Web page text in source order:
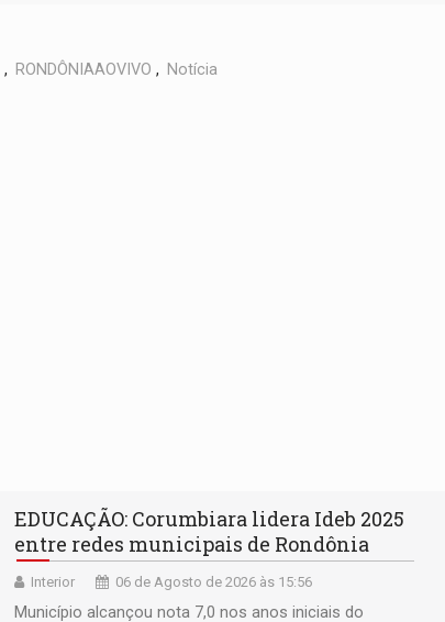
, RONDÔNIAAOVIVO , Notícia
EDUCAÇÃO: Corumbiara lidera Ideb 2025
entre redes municipais de Rondônia
Interior 06 de Agosto de 2026 às 15:56
Município alcançou nota 7,0 nos anos iniciais do